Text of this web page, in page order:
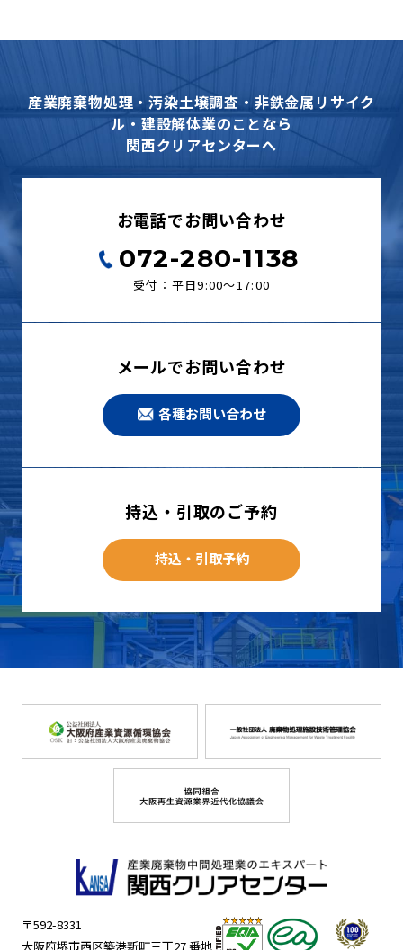
産業廃棄物処理・汚染土壌調査・非鉄金属リサイク
ル・建設解体業のことなら
関西クリアセンターへ
お電話でお問い合わせ
072-280-1138
受付：平日9:00〜17:00
メールでお問い合わせ
各種お問い合わせ
持込・引取のご予約
持込・引取予約
〒592-8331
大阪府堺市西区築港新町三丁27 番地